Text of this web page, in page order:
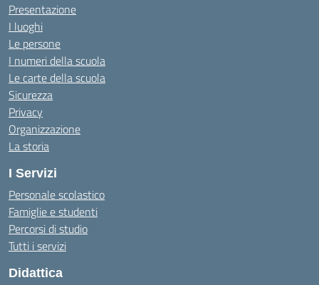
Presentazione
I luoghi
Le persone
I numeri della scuola
Le carte della scuola
Sicurezza
Privacy
Organizzazione
La storia
I Servizi
Personale scolastico
Famiglie e studenti
Percorsi di studio
Tutti i servizi
Didattica